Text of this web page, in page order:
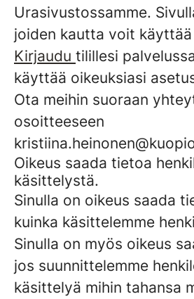
Urasivustossamme.
joiden kautta voit käyttää
Kirjaudu tilillesi
käyttää oikeuksiasi
Ota meihin suoraan
osoitteeseen
Oikeus saada tietoa
käsittelystä.
Sinulla on oikeus saada
kuinka käsittelemme
Sinulla on myös oikeus
jos suunnittelemme
käsittelyä mihin tahansa